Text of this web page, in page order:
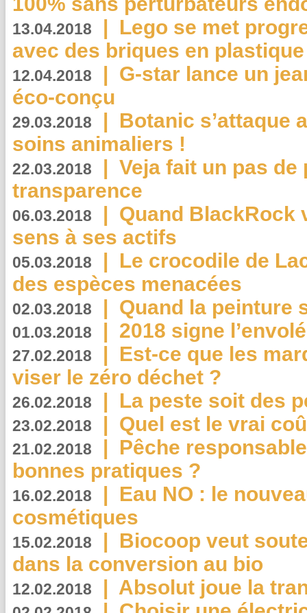
13.04.2018 | Lego se met
avec des briques en
12.04.2018 | G-star lance un
éco-conçu
29.03.2018 | Botanic s’attaque
soins animaliers !
22.03.2018 | Veja fait un pas de
transparence
06.03.2018 | Quand BlackRock
sens à ses actifs
05.03.2018 | Le crocodile de
des espèces menacées
02.03.2018 | Quand la peinture
01.03.2018 | 2018 signe
27.02.2018 | Est-ce que les
viser le zéro déchet ?
26.02.2018 | La peste soit des
23.02.2018 | Quel est le vrai
21.02.2018 | Pêche
bonnes pratiques ?
16.02.2018 | Eau NO : le
cosmétiques
15.02.2018 | Biocoop veut
dans la conversion au bio
12.02.2018 | Absolut joue la